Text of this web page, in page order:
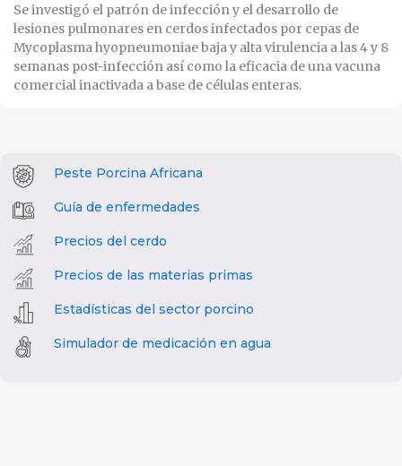
Se investigó el patrón de infección y el desarrollo de
lesiones pulmonares en cerdos infectados por cepas de
Mycoplasma hyopneumoniae baja y alta virulencia a las 4 y 8
semanas post-infección así como la eficacia de una vacuna
comercial inactivada a base de células enteras.
Peste Porcina Africana
Guía de enfermedades
Precios del cerdo
Precios de las materias primas
Estadísticas del sector porcino
Simulador de medicación en agua